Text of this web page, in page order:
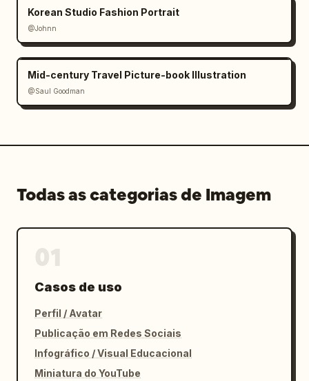
Korean Studio Fashion Portrait
@Johnn
Mid-century Travel Picture-book Illustration
@Saul Goodman
Todas as categorias de Imagem
Casos de uso
Perfil / Avatar
Publicação em Redes Sociais
Infográfico / Visual Educacional
Miniatura do YouTube